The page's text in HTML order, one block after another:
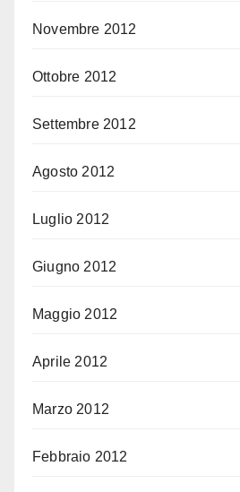
Novembre 2012
Ottobre 2012
Settembre 2012
Agosto 2012
Luglio 2012
Giugno 2012
Maggio 2012
Aprile 2012
Marzo 2012
Febbraio 2012